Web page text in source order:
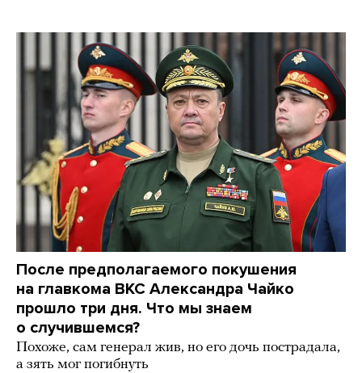
После предполагаемого покушения
на главкома ВКС Александра Чайко
прошло три дня. Что мы знаем
о случившемся?
Похоже, сам генерал жив, но его дочь пострадала,
а зять мог погибнуть